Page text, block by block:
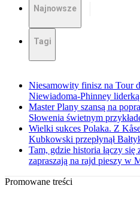
Najnowsze
Tagi
Niesamowity finisz na Tour
Niewiadoma-Phinney liderką
Master Plany szansą na
Słowenia świetnym
Wielki sukces Polaka. Z
Kubkowski przepłynął
Tam, gdzie historia łączy
zapraszają na rajd pieszy w
Promowane treści